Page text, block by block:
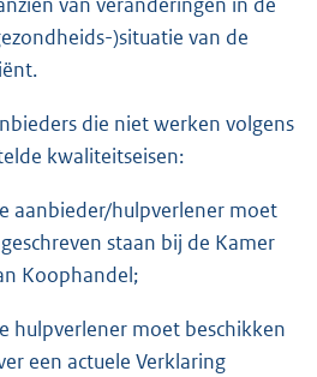
)situatie van de
die niet werken volgens
kwaliteitseisen:
aanbieder/hulpverlener moet
staan bij de Kamer
Koophandel;
hulpverlener moet beschikken
een actuele Verklaring